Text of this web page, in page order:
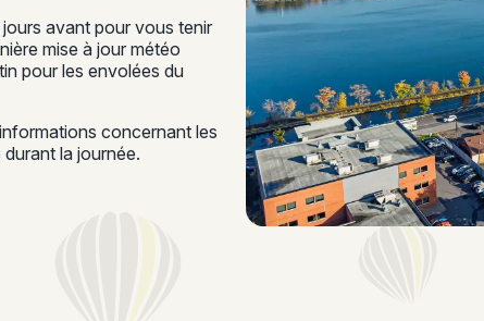
avant pour vous tenir
mise à jour météo
pour les envolées du
concernant les
la journée.